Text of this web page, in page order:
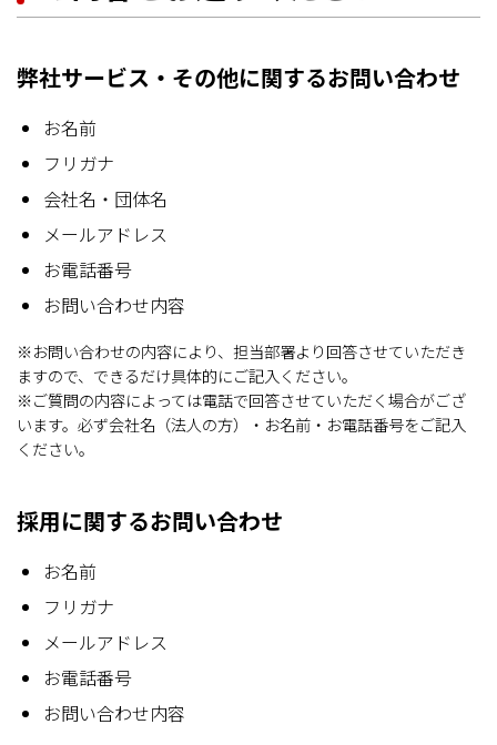
弊社サービス・その他に関するお問い合わせ
お名前
フリガナ
会社名・団体名
メールアドレス
お電話番号
お問い合わせ内容
※お問い合わせの内容により、担当部署より回答させていただき
ますので、できるだけ具体的にご記入ください。
※ご質問の内容によっては電話で回答させていただく場合がござ
います。必ず会社名（法人の方）・お名前・お電話番号をご記入
ください。
採用に関するお問い合わせ
お名前
フリガナ
メールアドレス
お電話番号
お問い合わせ内容